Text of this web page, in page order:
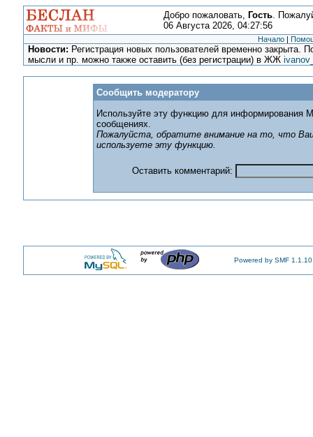
Добро пожаловать, Гость.
06 Августа 2026, 04:27:56
Начало |
Новости: Регистрация новых пользователей временно закрыта.
мысли и пр. можно также оставить (без регистрации) в ЖЖ
Сообщить модератору
Используйте эту функцию для информирования
сообщениях.
Пожалуйста, обратите внимание на то, что
используете эту функцию.
Оставить комментарий:
Powered by SMF 1.1.10